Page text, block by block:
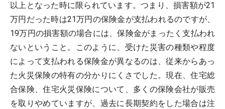
以上となった時に限られています。つまり、損害額が21
万円だった時は21万円の保険金が支払われるのですが、
19万円の損害額の場合には、保険金がまったく支払われ
ないということ。このように、受けた災害の種類や程度
によって支払われる保険金が異なるのは、従来からあっ
た火災保険の特有の分かりにくさでした。現在、住宅総
合保険、住宅火災保険について、多くの保険会社が販売
を取りやめていますが、過去に長期契約をした場合は注